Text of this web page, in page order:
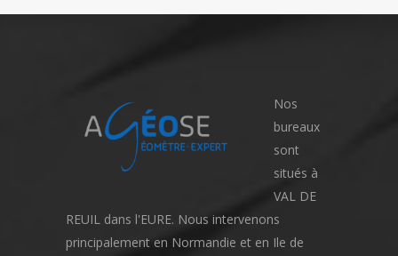
Nos
bureaux
sont
situés à
VAL DE
REUIL dans l'EURE. Nous intervenons
principalement en Normandie et en Ile de